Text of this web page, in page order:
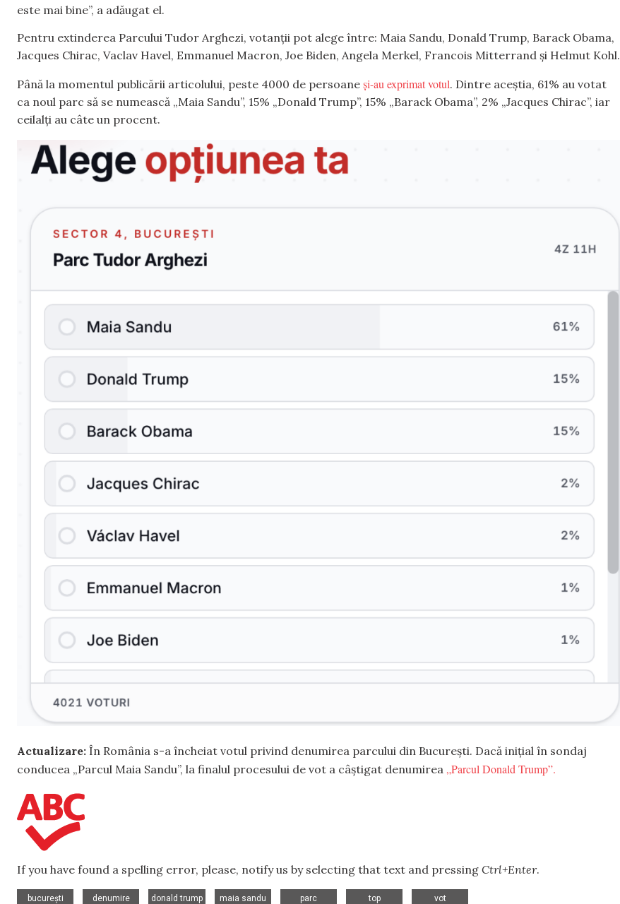
este mai bine”, a adăugat el.
Pentru extinderea Parcului Tudor Arghezi, votanții pot alege între: Maia Sandu, Donald Trump, Barack Obama,
Jacques Chirac, Vaclav Havel, Emmanuel Macron, Joe Biden, Angela Merkel, Francois Mitterrand și Helmut Kohl.
Până la momentul publicării articolului, peste 4000 de persoane și-au exprimat votul. Dintre aceștia, 61% au votat
ca noul parc să se numească „Maia Sandu”, 15% „Donald Trump”, 15% „Barack Obama”, 2% „Jacques Chirac”, iar
ceilalți au câte un procent.
Actualizare: În România s-a încheiat votul privind denumirea parcului din București. Dacă inițial în sondaj
conducea „Parcul Maia Sandu”, la finalul procesului de vot a câștigat denumirea „Parcul Donald Trump”.
If you have found a spelling error, please, notify us by selecting that text and pressing Ctrl+Enter.
bucurești
denumire
donald trump
maia sandu
parc
top
vot